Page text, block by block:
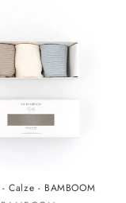
Calze - BAMBOOM